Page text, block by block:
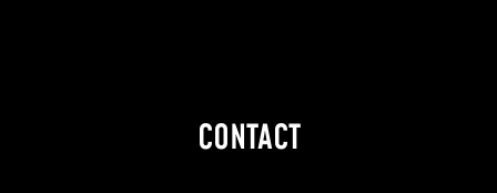
CONTACT